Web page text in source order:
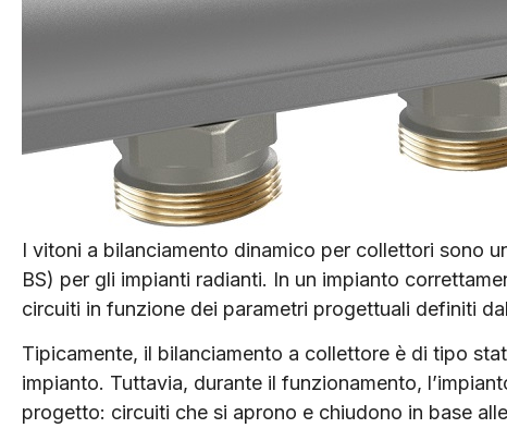
I vitoni a bilanciamento dinamico per collettori sono
BS) per gli impianti radianti. In un impianto
circuiti in funzione dei parametri progettuali definiti
Tipicamente, il bilanciamento a collettore è di tipo
impianto. Tuttavia, durante il funzionamento,
progetto: circuiti che si aprono e chiudono in base